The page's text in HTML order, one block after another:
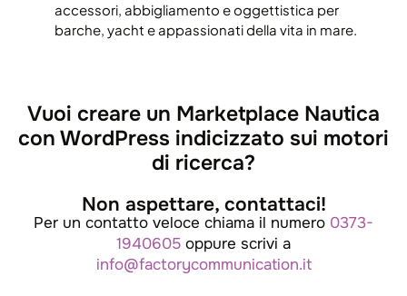
accessori, abbigliamento e oggettistica per
barche, yacht e appassionati della vita in mare.
Vuoi creare un Marketplace Nautica
con WordPress indicizzato sui motori
di ricerca?
Non aspettare, contattaci!
Per un contatto veloce chiama il numero 0373-
1940605 oppure scrivi a
info@factorycommunication.it